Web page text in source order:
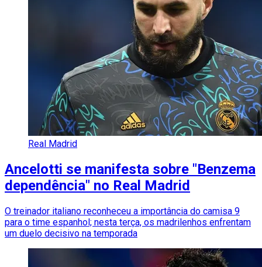
Real Madrid
Ancelotti se manifesta sobre "Benzema
dependência" no Real Madrid
O treinador italiano reconheceu a importância do camisa 9
para o time espanhol; nesta terça, os madrilenhos enfrentam
um duelo decisivo na temporada